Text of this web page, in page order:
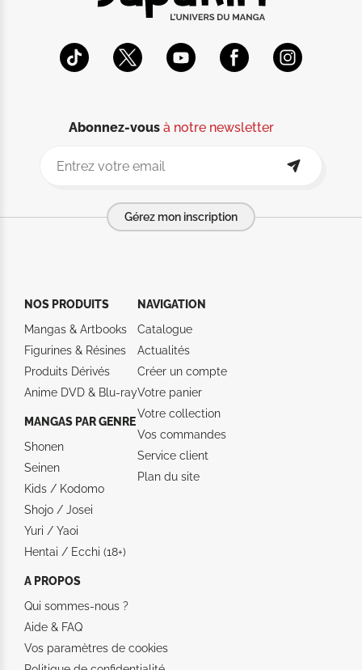
Abonnez-vousà notre newsletter
Gérez mon inscription
NOS PRODUITS
Mangas & Artbooks
Figurines & Résines
Produits Dérivés
Anime DVD & Blu‑ray
MANGAS PAR GENRE
Shonen
Seinen
Kids / Kodomo
Shojo / Josei
Yuri / Yaoi
Hentai / Ecchi (18+)
NAVIGATION
Catalogue
Actualités
Créer un compte
Votre panier
Votre collection
Vos commandes
Service client
Plan du site
A PROPOS
Qui sommes-nous ?
Aide & FAQ
Vos paramètres de cookies